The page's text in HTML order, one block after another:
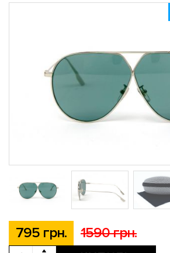
795 грн. 1590 грн.